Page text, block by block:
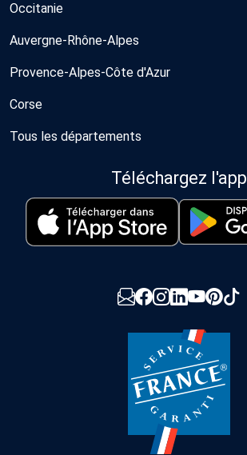
Occitanie
Auvergne-Rhône-Alpes
Provence-Alpes-Côte d'Azur
Corse
Tous les départements
Téléchargez l'app